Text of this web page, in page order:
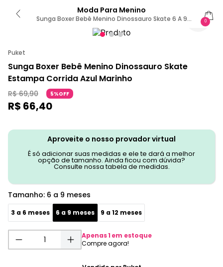
Moda Para Menino
Sunga Boxer Bebê Menino Dinossauro Skate 6 A 9
0
Puket
Sunga Boxer Bebê Menino Dinossauro Skate
Estampa Corrida Azul Marinho
R$ 69,90 5%OFF
R$ 66,40
Aproveite o nosso provador virtual
É só adicionar suas medidas e ele te dará a melhor
opção de tamanho. Ainda ficou com dúvida?
Consulte nossa tabela de medidas.
Tamanho: 6 a 9 meses
3 a 6 meses 6 a 9 meses 9 a 12 meses
Apenas1 em estoque